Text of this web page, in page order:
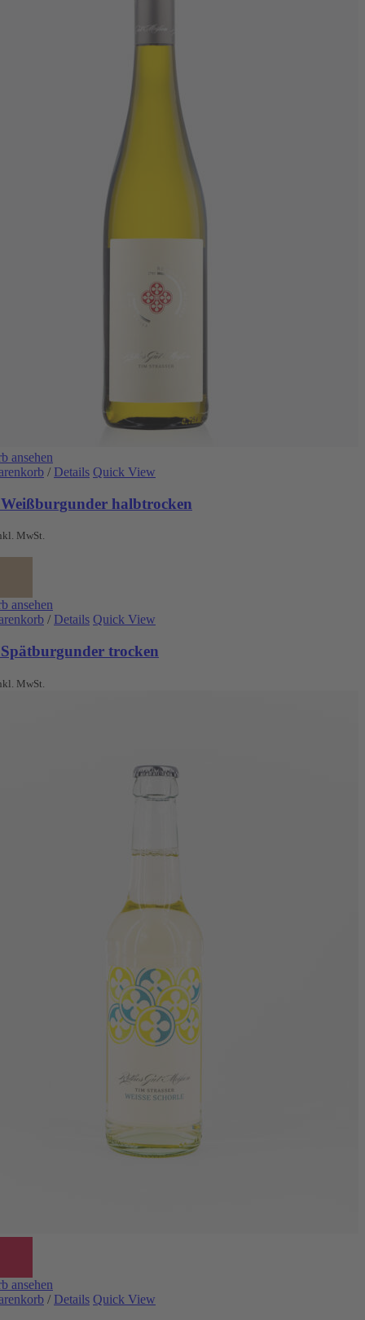
ansehen
/ Details Quick View
halbtrocken
MwSt.
ansehen
/ Details Quick View
trocken
MwSt.
ansehen
/ Details Quick View